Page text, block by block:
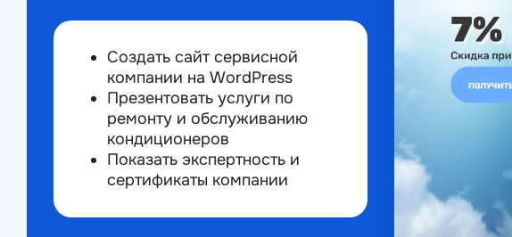
Создать сайт сервисной
компании на WordPress
Презентовать услуги по
ремонту и обслуживанию
кондиционеров
Показать экспертность и
сертификаты компании